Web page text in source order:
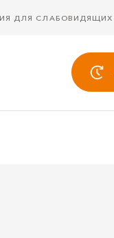
ДЛЯ СЛАБОВИДЯЩИХ